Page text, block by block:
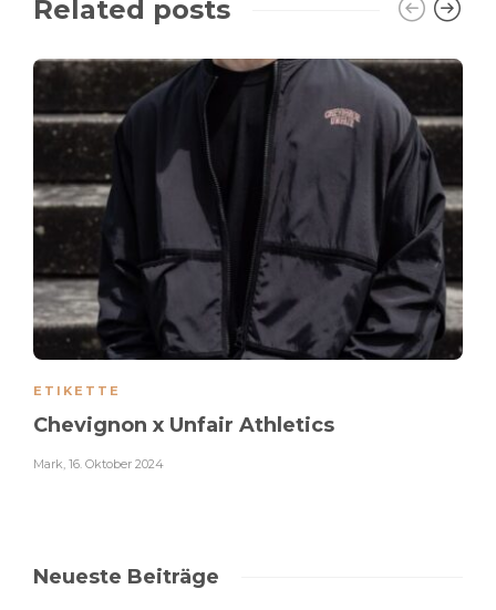
Related posts
ETIKETTE
Chevignon x Unfair Athletics
Mark, 16. Oktober 2024
Neueste Beiträge